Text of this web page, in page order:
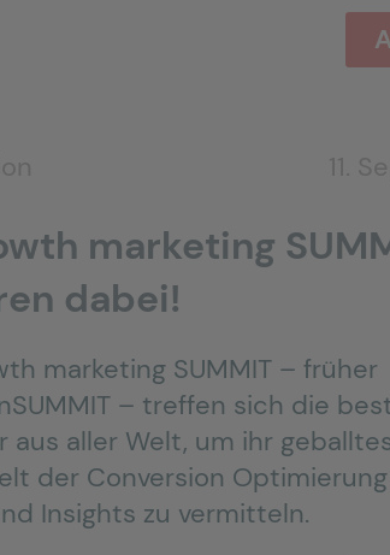
marketing
dabei!
marketing SUMMIT – früher
– treffen sich die
aus aller Welt, um ihr
der Conversion
Insights zu vermitteln.